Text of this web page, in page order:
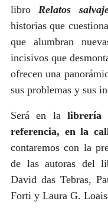
libro Relatos
historias que
que alumbran
incisivos que
ofrecen una
sus problemas y sus
Será en la librería
referencia, en la
contaremos con la
de las autoras del
David das Tebras,
Forti y Laura G.